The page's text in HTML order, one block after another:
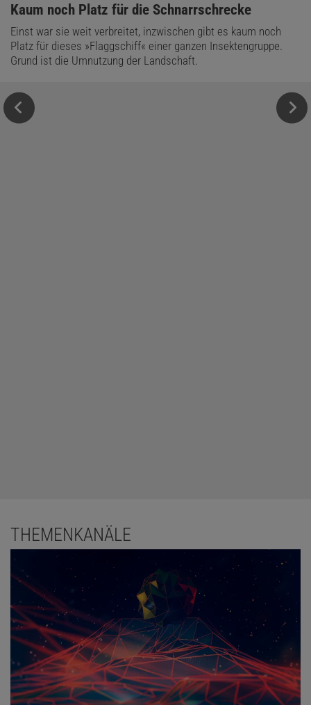
:Kaum noch Platz für die Schnarrschrecke
Einst war sie weit verbreitet, inzwischen gibt es kaum noch
Platz für dieses »Flaggschiff« einer ganzen Insektengruppe.
Grund ist die Umnutzung der Landschaft.
THEMENKANÄLE